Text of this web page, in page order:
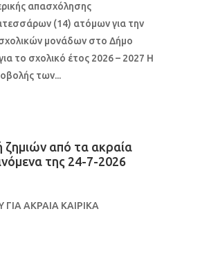
απασχόλησης
(14) ατόμων για την
μονάδων στο Δήμο
το σχολικό έτος 2026 – 2027 Η
των...
από τα ακραία
της 24-7-2026
ΑΚΡΑΙΑ ΚΑΙΡΙΚΑ